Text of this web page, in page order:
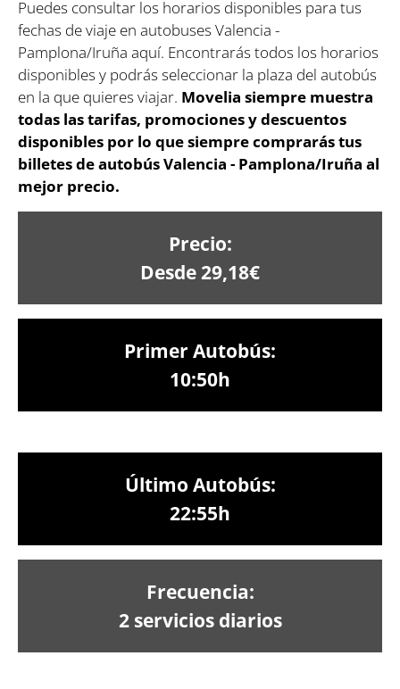
Puedes consultar los horarios disponibles para tus
fechas de viaje en autobuses Valencia -
Pamplona/Iruña aquí. Encontrarás todos los horarios
disponibles y podrás seleccionar la plaza del autobús
en la que quieres viajar. Movelia siempre muestra
todas las tarifas, promociones y descuentos
disponibles por lo que siempre comprarás tus
billetes de autobús Valencia - Pamplona/Iruña al
mejor precio.
Precio:
Desde 29,18€
Primer Autobús:
10:50h
Último Autobús:
22:55h
Frecuencia:
2 servicios diarios